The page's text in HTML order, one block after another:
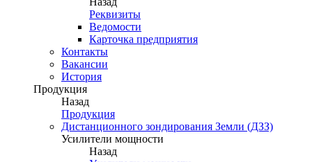
Реквизиты
Ведомости
Карточка предприятия
Контакты
Вакансии
История
Продукция
Назад
Продукция
Дистанционного зондирования Земли (ДЗЗ)
Усилители мощности
Назад